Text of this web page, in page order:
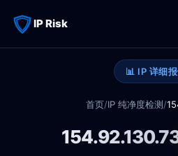
IP Risk
📊 IP 详细
首页/IP 纯净度检测/